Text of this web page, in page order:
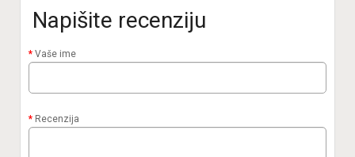
Napišite recenziju
Vaše ime
Recenzija